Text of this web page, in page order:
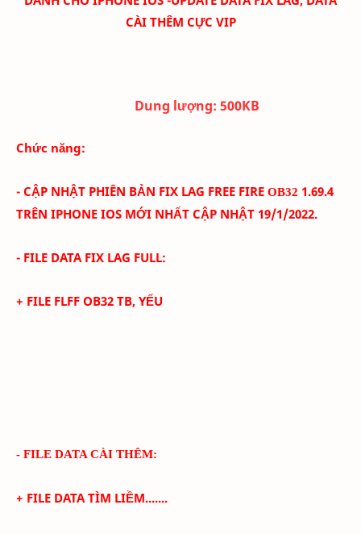
CÀI THÊM CỰC VIP
Dung lượng: 500KB
Chức năng:
- CẬP NHẬT PHIÊN BẢN FIX LAG FREE FIRE OB32 1.69.4
TRÊN IPHONE IOS MỚI NHẤT CẬP NHẬT 19/1/2022.
- FILE DATA FIX LAG FULL:
+ FILE FLFF OB32 TB, YẾU
- FILE DATA CÀI THÊM:
+ FILE DATA TÌM LIỀM.......